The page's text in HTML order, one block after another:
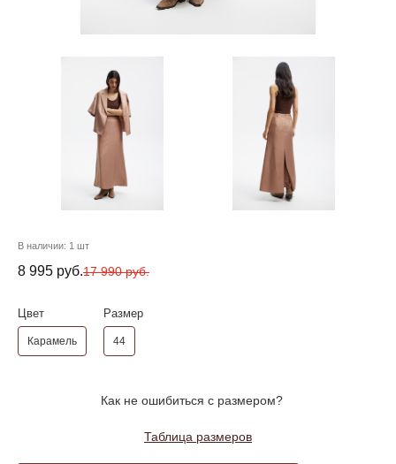
В наличии: 1 шт
8 995 руб.17 990 руб.
Цвет
Карамель
Размер
44
Как не ошибиться с размером?
Таблица размеров